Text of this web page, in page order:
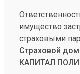
имущество
страховыми
Страховой
КАПИТАЛ